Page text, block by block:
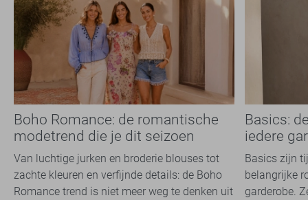
Boho Romance: de romantische
modetrend die je dit seizoen
overal ziet
Van luchtige jurken en broderie blouses tot
zachte kleuren en verfijnde details: de Boho
Romance trend is niet meer weg te denken uit
Basics:
iedere
Basics zijn
belangrijke
garderobe.